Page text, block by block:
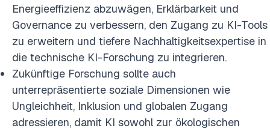
Energieeffizienz abzuwägen, Erklärbarkeit und
Governance zu verbessern, den Zugang zu KI-Tools
zu erweitern und tiefere Nachhaltigkeitsexpertise in
die technische KI-Forschung zu integrieren.
Zukünftige Forschung sollte auch
unterrepräsentierte soziale Dimensionen wie
Ungleichheit, Inklusion und globalen Zugang
adressieren, damit KI sowohl zur ökologischen